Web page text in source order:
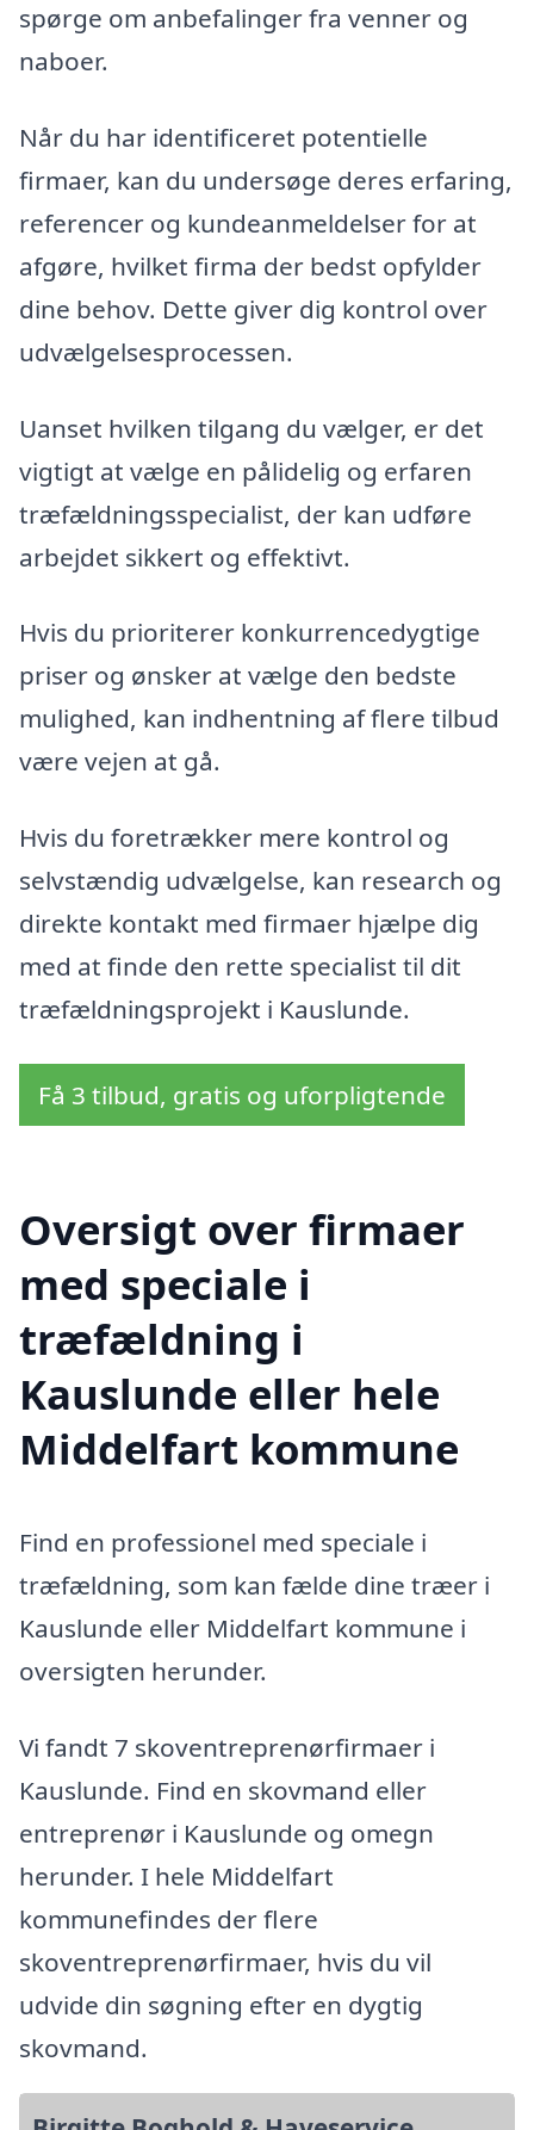
spørge om anbefalinger fra venner og
naboer.
Når du har identificeret potentielle
firmaer, kan du undersøge deres erfaring,
referencer og kundeanmeldelser for at
afgøre, hvilket firma der bedst opfylder
dine behov. Dette giver dig kontrol over
udvælgelsesprocessen.
Uanset hvilken tilgang du vælger, er det
vigtigt at vælge en pålidelig og erfaren
træfældningsspecialist, der kan udføre
arbejdet sikkert og effektivt.
Hvis du prioriterer konkurrencedygtige
priser og ønsker at vælge den bedste
mulighed, kan indhentning af flere tilbud
være vejen at gå.
Hvis du foretrækker mere kontrol og
selvstændig udvælgelse, kan research og
direkte kontakt med firmaer hjælpe dig
med at finde den rette specialist til dit
træfældningsprojekt i Kauslunde.
Få 3 tilbud, gratis og uforpligtende
Oversigt over firmaer
med speciale i
træfældning i
Kauslunde eller hele
Middelfart kommune
Find en professionel med speciale i
træfældning, som kan fælde dine træer i
Kauslunde eller Middelfart kommune i
oversigten herunder.
Vi fandt 7 skoventreprenørfirmaer i
Kauslunde. Find en skovmand eller
entreprenør i Kauslunde og omegn
herunder. I hele Middelfart
kommunefindes der flere
skoventreprenørfirmaer, hvis du vil
udvide din søgning efter en dygtig
skovmand.